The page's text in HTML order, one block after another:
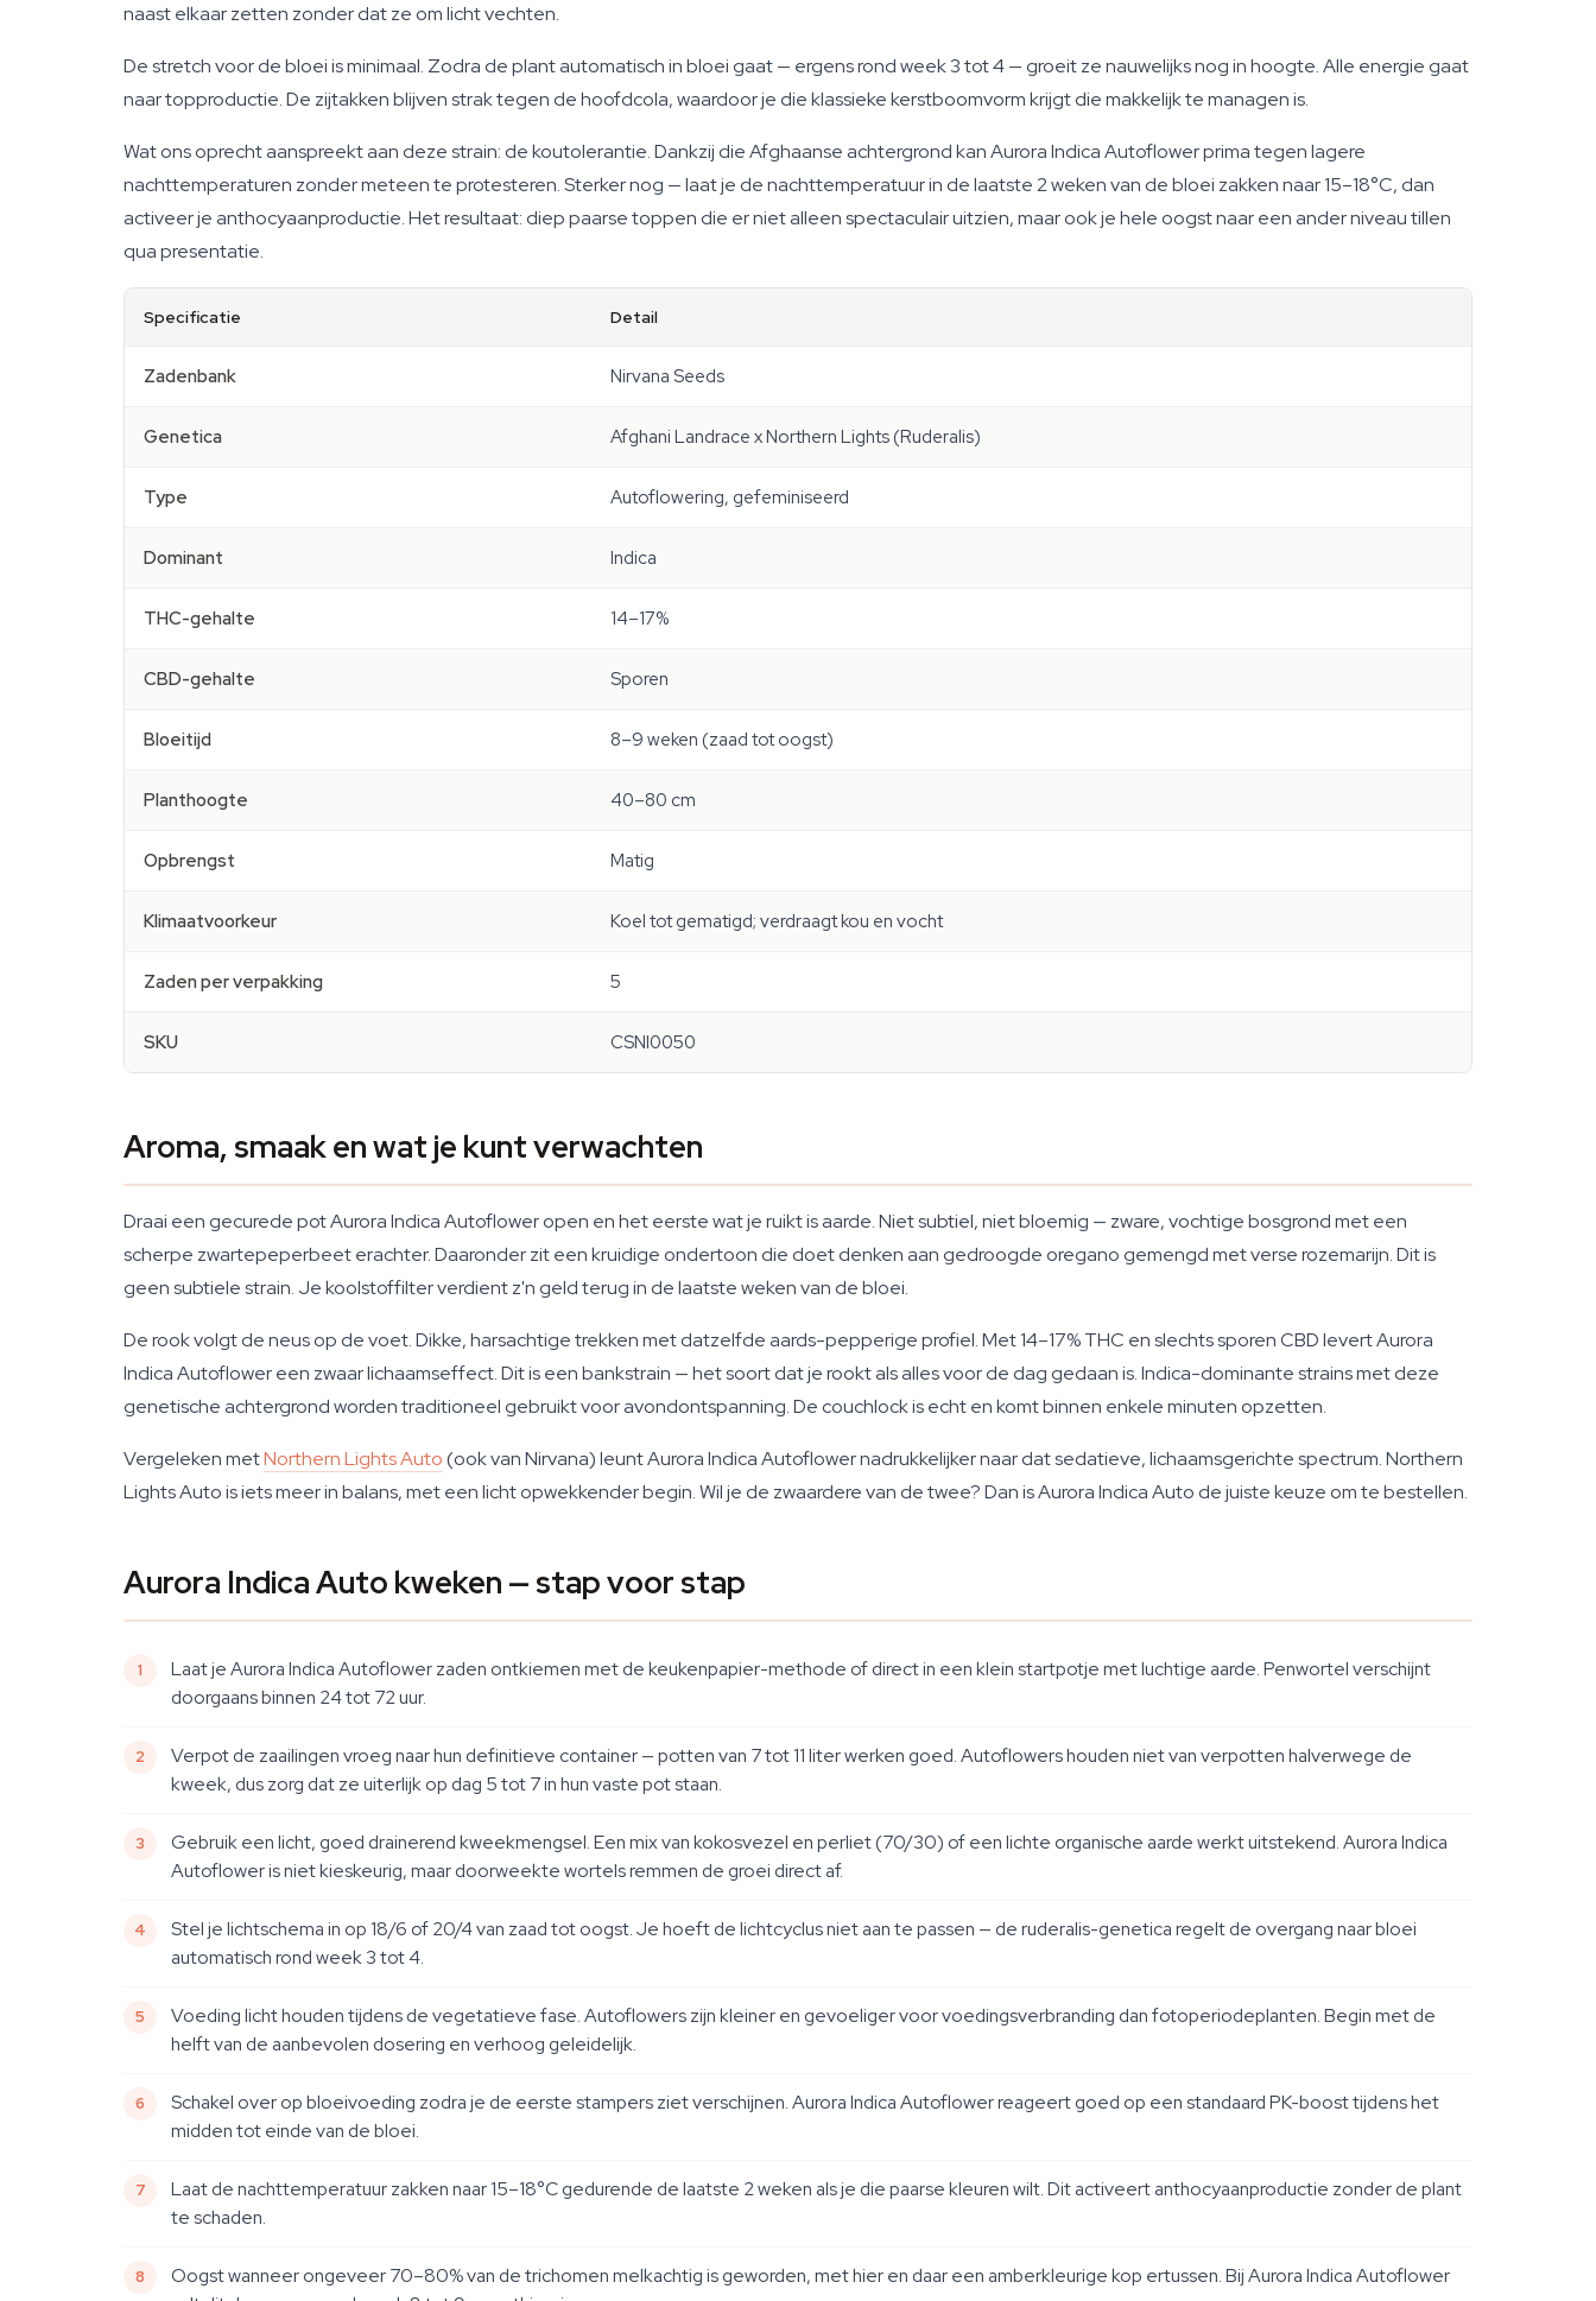
naast elkaar zetten zonder dat ze om licht vechten.
De stretch voor de bloei is minimaal. Zodra de plant automatisch in bloei gaat — ergens rond week 3 tot 4 — groeit ze nauwelijks nog in hoogte. Alle energie gaat
naar topproductie. De zijtakken blijven strak tegen de hoofdcola, waardoor je die klassieke kerstboomvorm krijgt die makkelijk te managen is.
Wat ons oprecht aanspreekt aan deze strain: de koutolerantie. Dankzij die Afghaanse achtergrond kan Aurora Indica Autoflower prima tegen lagere
nachttemperaturen zonder meteen te protesteren. Sterker nog — laat je de nachttemperatuur in de laatste 2 weken van de bloei zakken naar 15–18°C, dan
activeer je anthocyaanproductie. Het resultaat: diep paarse toppen die er niet alleen spectaculair uitzien, maar ook je hele oogst naar een ander niveau tillen
qua presentatie.
Specificatie Detail
Zadenbank Nirvana Seeds
Genetica Afghani Landrace x Northern Lights (Ruderalis)
Type Autoflowering, gefeminiseerd
Dominant Indica
THC-gehalte 14–17%
CBD-gehalte Sporen
Bloeitijd 8–9 weken (zaad tot oogst)
Planthoogte 40–80 cm
Opbrengst Matig
Klimaatvoorkeur Koel tot gematigd; verdraagt kou en vocht
Zaden per verpakking 5
SKU CSNI0050
Aroma, smaak en wat je kunt verwachten
Draai een gecurede pot Aurora Indica Autoflower open en het eerste wat je ruikt is aarde. Niet subtiel, niet bloemig — zware, vochtige bosgrond met een
scherpe zwartepeperbeet erachter. Daaronder zit een kruidige ondertoon die doet denken aan gedroogde oregano gemengd met verse rozemarijn. Dit is
geen subtiele strain. Je koolstoffilter verdient z'n geld terug in de laatste weken van de bloei.
De rook volgt de neus op de voet. Dikke, harsachtige trekken met datzelfde aards-pepperige profiel. Met 14–17% THC en slechts sporen CBD levert Aurora
Indica Autoflower een zwaar lichaamseffect. Dit is een bankstrain — het soort dat je rookt als alles voor de dag gedaan is. Indica-dominante strains met deze
genetische achtergrond worden traditioneel gebruikt voor avondontspanning. De couchlock is echt en komt binnen enkele minuten opzetten.
Vergeleken metNorthern Lights Auto(ook van Nirvana) leunt Aurora Indica Autoflower nadrukkelijker naar dat sedatieve, lichaamsgerichte spectrum. Northern
Lights Auto is iets meer in balans, met een licht opwekkender begin. Wil je de zwaardere van de twee? Dan is Aurora Indica Auto de juiste keuze om te bestellen.
Aurora Indica Auto kweken — stap voor stap
Laat je Aurora Indica Autoflower zaden ontkiemen met de keukenpapier-methode of direct in een klein startpotje met luchtige aarde. Penwortel verschijnt
doorgaans binnen 24 tot 72 uur.
Verpot de zaailingen vroeg naar hun definitieve container — potten van 7 tot 11 liter werken goed. Autoflowers houden niet van verpotten halverwege de
kweek, dus zorg dat ze uiterlijk op dag 5 tot 7 in hun vaste pot staan.
Gebruik een licht, goed drainerend kweekmengsel. Een mix van kokosvezel en perliet (70/30) of een lichte organische aarde werkt uitstekend. Aurora Indica
Autoflower is niet kieskeurig, maar doorweekte wortels remmen de groei direct af.
Stel je lichtschema in op 18/6 of 20/4 van zaad tot oogst. Je hoeft de lichtcyclus niet aan te passen — de ruderalis-genetica regelt de overgang naar bloei
automatisch rond week 3 tot 4.
Voeding licht houden tijdens de vegetatieve fase. Autoflowers zijn kleiner en gevoeliger voor voedingsverbranding dan fotoperiodeplanten. Begin met de
helft van de aanbevolen dosering en verhoog geleidelijk.
Schakel over op bloeivoeding zodra je de eerste stampers ziet verschijnen. Aurora Indica Autoflower reageert goed op een standaard PK-boost tijdens het
midden tot einde van de bloei.
Laat de nachttemperatuur zakken naar 15–18°C gedurende de laatste 2 weken als je die paarse kleuren wilt. Dit activeert anthocyaanproductie zonder de plant
te schaden.
Oogst wanneer ongeveer 70–80% van de trichomen melkachtig is geworden, met hier en daar een amberkleurige kop ertussen. Bij Aurora Indica Autoflower